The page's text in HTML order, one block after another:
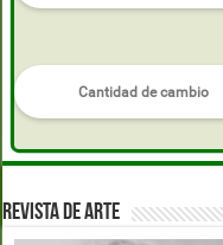
REVISTA DE ARTE